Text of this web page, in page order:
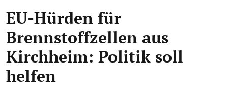
EU-Hürden für
Brennstoffzellen aus
Kirchheim: Politik soll
helfen